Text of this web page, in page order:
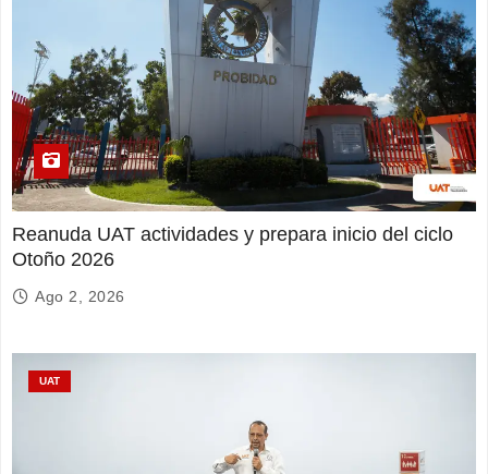
Reanuda UAT actividades y prepara inicio del ciclo
Otoño 2026
Ago 2, 2026
UAT